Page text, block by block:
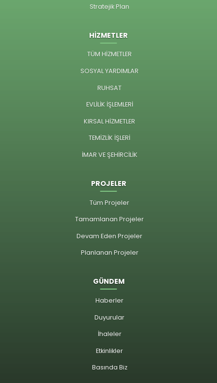
Stratejik Plan
HİZMETLER
TÜM HİZMETLER
SOSYAL YARDIMLAR
RUHSAT
EVLİLİK İŞLEMLERİ
KIRSAL HİZMETLER
TEMİZLİK İŞLERİ
İMAR VE ŞEHİRCİLİK
PROJELER
Tüm Projeler
Tamamlanan Projeler
Devam Eden Projeler
Planlanan Projeler
GÜNDEM
Haberler
Duyurular
İhaleler
Etkinlikler
Basında Biz